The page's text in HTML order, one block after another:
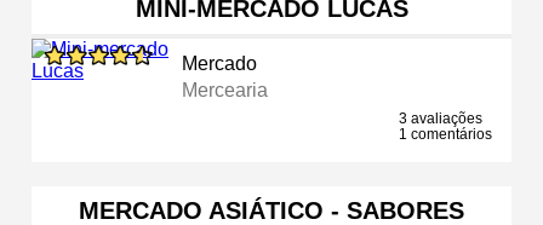
MINI-MERCADO LUCAS
Mercado
Mercearia
3 avaliações
1 comentários
MERCADO ASIÁTICO - SABORES